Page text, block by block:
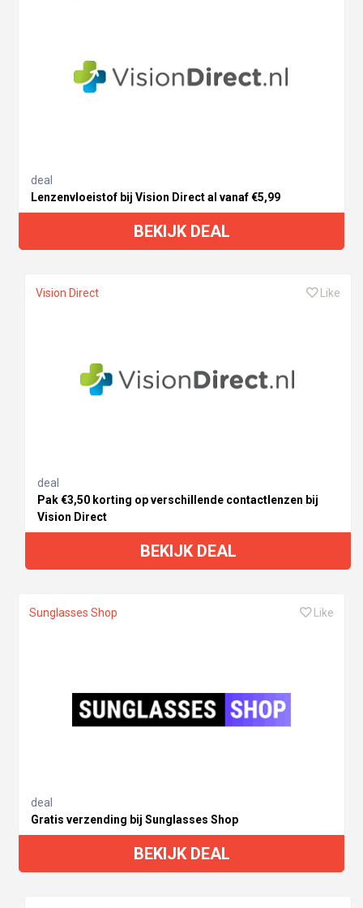
deal
Lenzenvloeistof bij Vision Direct al vanaf €5,99
BEKIJK DEAL
Vision Direct Like
deal
Pak €3,50 korting op verschillende contactlenzen bij
Vision Direct
BEKIJK DEAL
Sunglasses Shop Like
deal
Gratis verzending bij Sunglasses Shop
BEKIJK DEAL